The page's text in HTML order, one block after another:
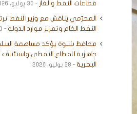
قطاعات النفط والغاز
30 يوليو، 2026
المحرّمي يناقش مع وزير النفط
النفط الخام وتعزيز موارد الدولة
30
محافظ شبوة يؤكد مساهمة
جاهزية القطاع النفطي واستئناف
البحرية
28 يوليو، 2026